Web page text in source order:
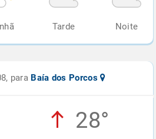
Tarde Noite
para Baía dos Porcos
28°